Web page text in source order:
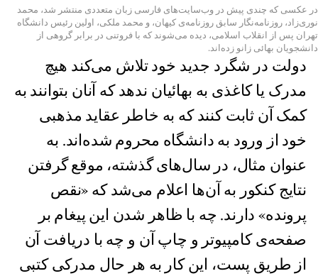
در عکسی که چندی پیش در وب‌سایت‌های فارسی زبان متعددی منتشر شد، محمد
نوری‌زاد، روزنامه‌نگار سابق روزنامه‌ی کیهان، و محمد ملکی، اولین رئیس دانشگاه
تهران پس از انقلاب اسلامی، دیده می‌شوند که با فروتنی در برابر گروهی از
دانشجویان بهائی زانو زده‌اند.
دولت در شگرد جدید خود تلاش می‌کند هیچ
مدرک یا کاغذی به بهائیان ندهد که آنان بتوانند به
کمک آن ثابت کنند که به خاطر عقاید مذهبی
خود از ورود به دانشگاه محروم شده‌اند. به
عنوان مثال، در سال‌های گذشته، موقع گرفتن
نتایج کنکور به آن‌ها اعلام می‌شد که «نقص
پرونده» دارند. چه با ظاهر شدن این پیغام بر
صفحه‌ی کامپیوتر و چاپ آن و چه با دریافت آن
از طریق پست، این کار به هر حال مدرکی کتبی